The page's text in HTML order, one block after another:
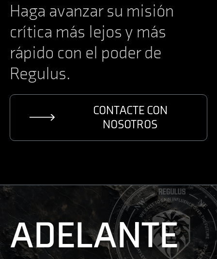
Haga avanzar su misión
crítica más lejos y más
rápido con el poder de
Regulus.
CONTACTE CON
NOSOTROS
ADELANTE